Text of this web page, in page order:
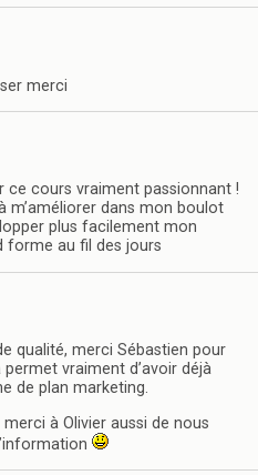
merci
ce cours vraiment passionnant !
m’améliorer dans mon boulot
plus facilement mon
forme au fil des jours
qualité, merci Sébastien pour
vraiment d’avoir déjà
de plan marketing.
à Olivier aussi de nous